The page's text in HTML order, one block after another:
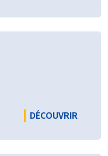
DÉCOUVRIR